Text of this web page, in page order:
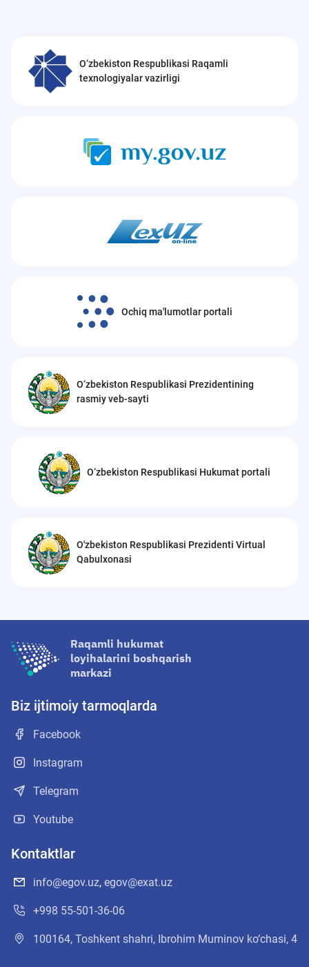
O‘zbekiston Respublikasi Raqamli
texnologiyalar vazirligi
Ochiq ma'lumotlar portali
O‘zbekiston Respublikasi Prezidentining
rasmiy veb-sayti
O‘zbekiston Respublikasi Hukumat portali
O'zbekiston Respublikasi Prezidenti Virtual
Qabulxonasi
Raqamli hukumat
loyihalarini boshqarish
markazi
Biz ijtimoiy tarmoqlarda
Facebook
Instagram
Telegram
Youtube
Kontaktlar
info@egov.uz, egov@exat.uz
+998 55-501-36-06
100164, Toshkent shahri, Ibrohim Muminov ko‘chasi, 4